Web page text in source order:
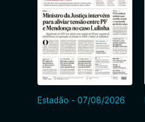
Estadão - 07/08/2026